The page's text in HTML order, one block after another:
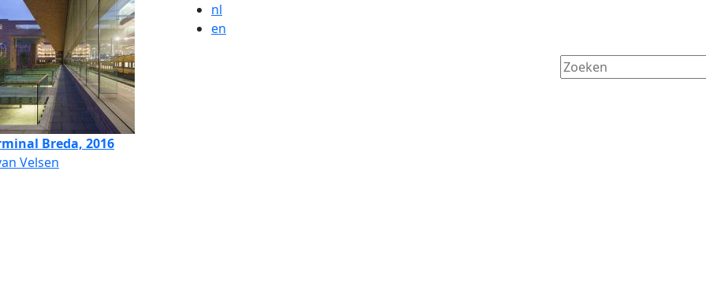
nl
en
Breda, 2016
Velsen